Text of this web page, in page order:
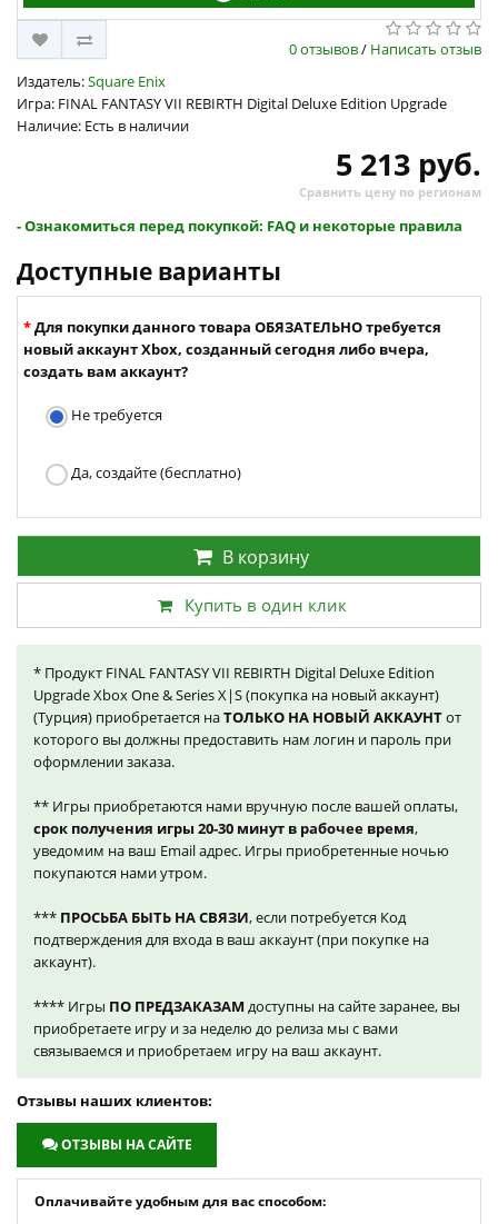
0 отзывов/ Написать отзыв
Издатель:Square Enix
Игра: FINAL FANTASY VII REBIRTH Digital Deluxe Edition Upgrade
Наличие: Есть в наличии
5 213 руб.
Сравнить цену по регионам
- Ознакомиться перед покупкой: FAQ и некоторые правила
Доступные варианты
Для покупки данного товара ОБЯЗАТЕЛЬНО требуется
новый аккаунт Xbox, созданный сегодня либо вчера,
создать вам аккаунт?
Не требуется
Да, создайте (бесплатно)
В корзину
Купить в один клик
* Продукт FINAL FANTASY VII REBIRTH Digital Deluxe Edition
Upgrade Xbox One & Series X|S (покупка на новый аккаунт)
(Турция) приобретается наТОЛЬКО НА НОВЫЙ АККАУНТот
которого вы должны предоставить нам логин и пароль при
оформлении заказа.
** Игры приобретаются нами вручную после вашей оплаты,
срок получения игры 20-30 минут в рабочее время,
уведомим на ваш Email адрес. Игры приобретенные ночью
покупаются нами утром.
*** ПРОСЬБА БЫТЬ НА СВЯЗИ, если потребуется Код
подтверждения для входа в ваш аккаунт (при покупке на
аккаунт).
**** Игры ПО ПРЕДЗАКАЗАМ доступны на сайте заранее, вы
приобретаете игру и за неделю до релиза мы с вами
связываемся и приобретаем игру на ваш аккаунт.
Отзывы наших клиентов:
ОТЗЫВЫ НА САЙТЕ
Оплачивайте удобным для вас способом: